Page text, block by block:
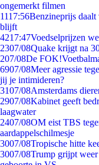
ongemerkt filmen
1117:56Benzineprijs daalt
blijft
4217:47Voedselprijzen
2307/08Quake krijgt na
207/08De
6907/08Meer agressie
jij je intimideren?
3107/08Amsterdams
2907/08Kabinet geeft
laagwater
2407/08OM eist TBS
aardappelschilmesje
3007/08Tropische hitte
3007/08Trump grijpt weer